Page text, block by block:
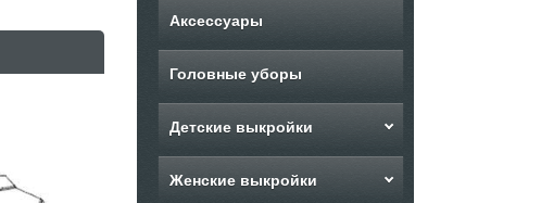
Аксессуары
Головные уборы
Детские выкройки
Женские выкройки